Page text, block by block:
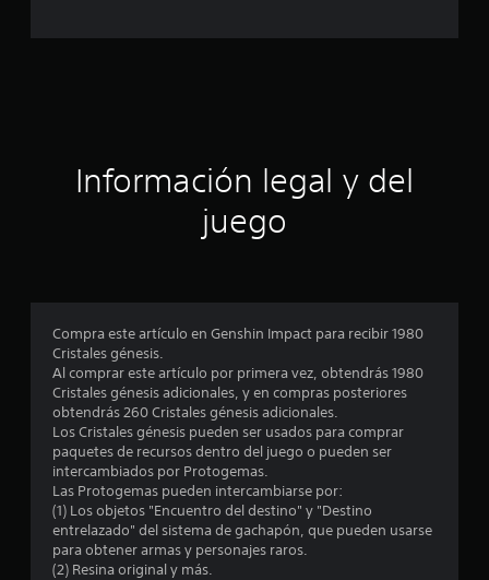
f
a
o
n
e
Información legal y del
juego
Compra este artículo en Genshin Impact para recibir 1980
Cristales génesis.
Al comprar este artículo por primera vez, obtendrás 1980
Cristales génesis adicionales, y en compras posteriores
obtendrás 260 Cristales génesis adicionales.
Los Cristales génesis pueden ser usados para comprar
paquetes de recursos dentro del juego o pueden ser
intercambiados por Protogemas.
Las Protogemas pueden intercambiarse por:
(1) Los objetos "Encuentro del destino" y "Destino
entrelazado" del sistema de gachapón, que pueden usarse
para obtener armas y personajes raros.
(2) Resina original y más.